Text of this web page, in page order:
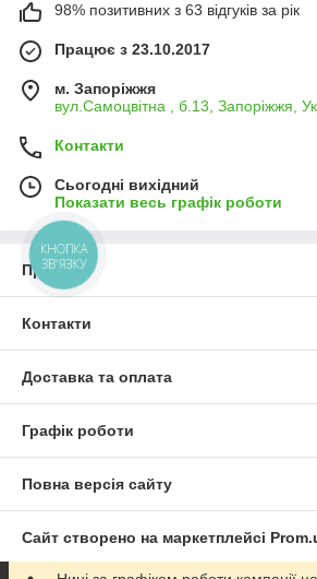
98% позитивних з 63 відгуків за рік
Працює з 23.10.2017
м. Запоріжжя
вул.Самоцвітна , б.13, Запоріжжя,
Контакти
Сьогодні вихідний
Показати весь графік роботи
Про нас
Контакти
Доставка та оплата
Графік роботи
Повна версія сайту
Сайт створено на маркетплейсі
КНОПКА
ЗВ'ЯЗКУ